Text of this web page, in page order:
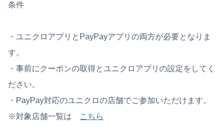
条件
・ユニクロアプリとPayPayアプリの両方が必要となりま
す。
・事前にクーポンの取得とユニクロアプリの設定をしてく
ださい。
・PayPay対応のユニクロの店舗でご参加いただけます。
※対象店舗一覧は
こちら